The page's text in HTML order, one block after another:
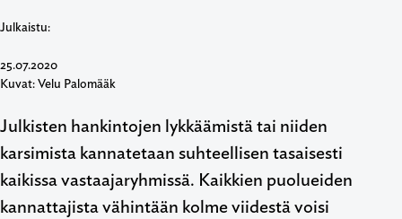
Julkaistu:
25.07.2020
Kuvat: Velu Palomääk
Julkisten hankintojen lykkäämistä tai niiden
karsimista kannatetaan suhteellisen tasaisesti
kaikissa vastaajaryhmissä. Kaikkien puolueiden
kannattajista vähintään kolme viidestä voisi